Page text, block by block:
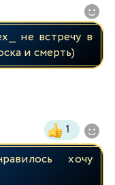
не встречу в
и смерть)
1
хочу